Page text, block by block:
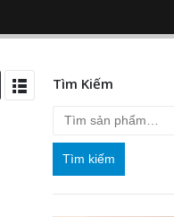
Tìm Kiếm
Tìm kiếm